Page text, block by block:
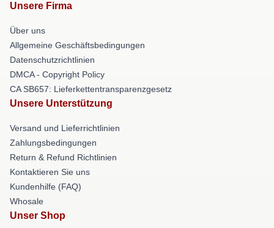
Unsere Firma
Über uns
Allgemeine Geschäftsbedingungen
Datenschutzrichtlinien
DMCA - Copyright Policy
CA SB657: Lieferkettentransparenzgesetz
Unsere Unterstützung
Versand und Lieferrichtlinien
Zahlungsbedingungen
Return & Refund Richtlinien
Kontaktieren Sie uns
Kundenhilfe (FAQ)
Whosale
Unser Shop